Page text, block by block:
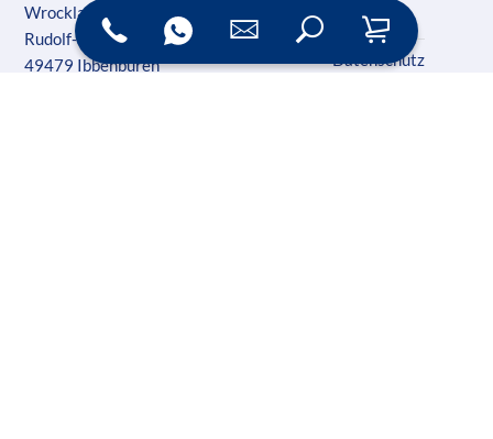
Wrocklage Werbewerkstatt
Rudolf-Diesel-Str. 28
49479 Ibbenbüren
Impressum
Datenschutz